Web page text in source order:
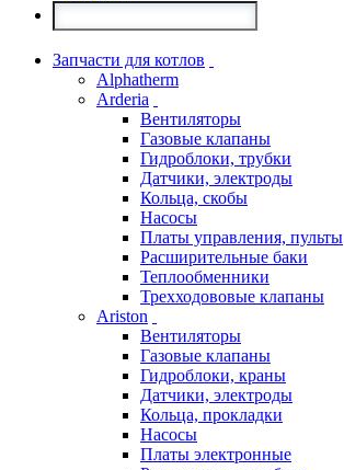
Запчасти для котлов
Alphatherm
Arderia
Вентиляторы
Газовые клапаны
Гидроблоки, трубки
Датчики, электроды
Кольца, скобы
Насосы
Платы управления, пульты
Расширительные баки
Теплообменники
Трехходововые клапаны
Ariston
Вентиляторы
Газовые клапаны
Гидроблоки, краны
Датчики, электроды
Кольца, прокладки
Насосы
Платы электронные